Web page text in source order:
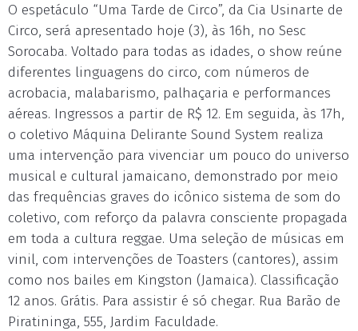
O espetáculo “Uma Tarde de Circo”, da Cia Usinarte de
Circo, será apresentado hoje (3), às 16h, no Sesc
Sorocaba. Voltado para todas as idades, o show reúne
diferentes linguagens do circo, com números de
acrobacia, malabarismo, palhaçaria e performances
aéreas. Ingressos a partir de R$ 12. Em seguida, às 17h,
o coletivo Máquina Delirante Sound System realiza
uma intervenção para vivenciar um pouco do universo
musical e cultural jamaicano, demonstrado por meio
das frequências graves do icônico sistema de som do
coletivo, com reforço da palavra consciente propagada
em toda a cultura reggae. Uma seleção de músicas em
vinil, com intervenções de Toasters (cantores), assim
como nos bailes em Kingston (Jamaica). Classificação
12 anos. Grátis. Para assistir é só chegar. Rua Barão de
Piratininga, 555, Jardim Faculdade.